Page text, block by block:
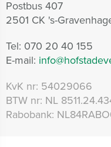
Postbus 407
2501 CK 's-
Tel: 070 20 40 155
E-mail:
KvK nr: 54029066
BTW nr: NL
Rabobank: